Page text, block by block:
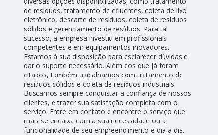
de resíduos, tratamento de efluentes, coleta de lixo
eletrônico, descarte de resíduos, coleta de resíduos
sólidos e gerenciamento de resíduos. Para tal
sucesso, a empresa investiu em profissionais
competentes e em equipamentos inovadores.
Estamos à sua disposição para esclarecer dúvidas e
dar o suporte necessário. Além dos que já foram
citados, também trabalhamos com tratamento de
resíduos sólidos e coleta de resíduos industriais.
Buscamos sempre conquistar a confiança de nossos
clientes, e trazer sua satisfação completa com o
serviço. Entre em contato e encontre o serviço que
mais se encaixa com a sua necessidade ou a
funcionalidade de seu empreendimento e dia a dia.